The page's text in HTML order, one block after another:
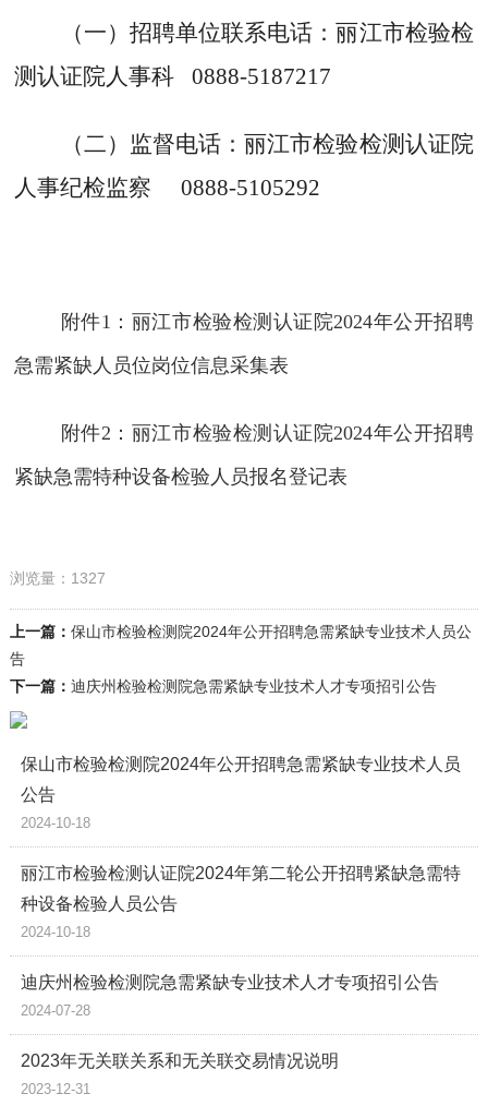
（一）招聘单位联系电话：丽江市检验检
测认证院人事科 0888-5187217
（二）监督电话：丽江市检验检测认证院
人事纪检监察 0888-5105292
附件1：丽江市检验检测认证院2024年公开招聘
急需紧缺人员位岗位信息采集表
附件2：丽江市检验检测认证院2024年公开招聘
紧缺急需特种设备检验人员报名登记表
浏览量：1327
上一篇： 保山市检验检测院2024年公开招聘急需紧缺专业技术人员公
告
下一篇： 迪庆州检验检测院急需紧缺专业技术人才专项招引公告
保山市检验检测院2024年公开招聘急需紧缺专业技术人员
公告
2024-10-18
丽江市检验检测认证院2024年第二轮公开招聘紧缺急需特
种设备检验人员公告
2024-10-18
迪庆州检验检测院急需紧缺专业技术人才专项招引公告
2024-07-28
2023年无关联关系和无关联交易情况说明
2023-12-31